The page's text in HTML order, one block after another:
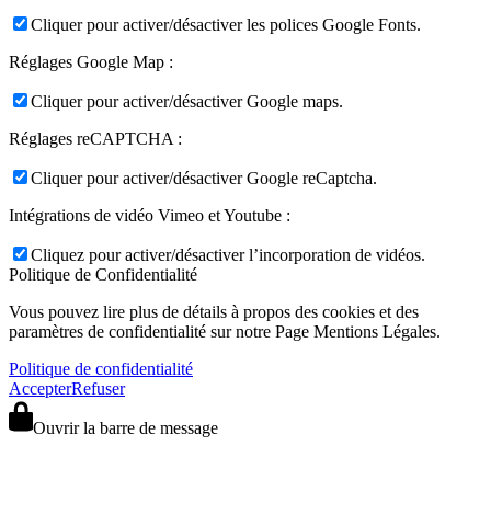
Cliquer pour activer/désactiver les polices Google Fonts.
Réglages Google Map :
Cliquer pour activer/désactiver Google maps.
Réglages reCAPTCHA :
Cliquer pour activer/désactiver Google reCaptcha.
Intégrations de vidéo Vimeo et Youtube :
Cliquez pour activer/désactiver l’incorporation de vidéos.
Politique de Confidentialité
Vous pouvez lire plus de détails à propos des cookies et des
paramètres de confidentialité sur notre Page Mentions Légales.
Politique de confidentialité
AccepterRefuser
Ouvrir la barre de message